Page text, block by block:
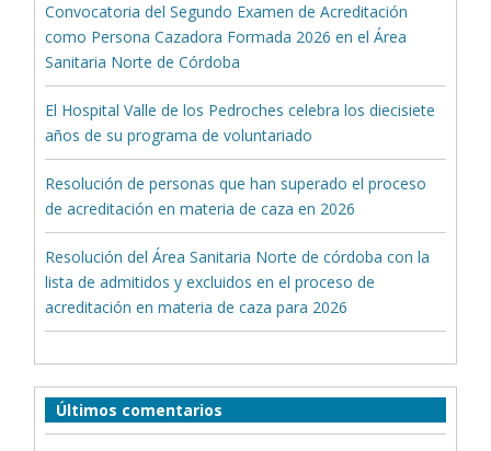
Convocatoria del Segundo Examen de Acreditación
como Persona Cazadora Formada 2026 en el Área
Sanitaria Norte de Córdoba
El Hospital Valle de los Pedroches celebra los diecisiete
años de su programa de voluntariado
Resolución de personas que han superado el proceso
de acreditación en materia de caza en 2026
Resolución del Área Sanitaria Norte de córdoba con la
lista de admitidos y excluidos en el proceso de
acreditación en materia de caza para 2026
Últimos comentarios